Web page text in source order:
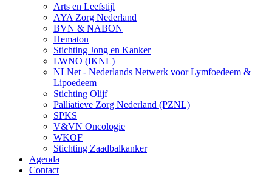
Arts en Leefstijl
AYA Zorg Nederland
BVN & NABON
Hematon
Stichting Jong en Kanker
LWNO (IKNL)
NLNet - Nederlands Netwerk voor Lymfoedeem &
Lipoedeem
Stichting Olijf
Palliatieve Zorg Nederland (PZNL)
SPKS
V&VN Oncologie
WKOF
Stichting Zaadbalkanker
Agenda
Contact